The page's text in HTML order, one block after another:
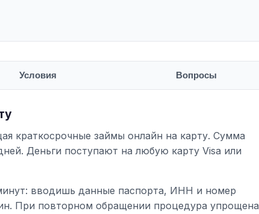
Условия Вопросы
краткосрочные займы онлайн на карту. Сумма
Деньги поступают на любую карту Visa или
вводишь данные паспорта, ИНН и номер
При повторном обращении процедура упрощена